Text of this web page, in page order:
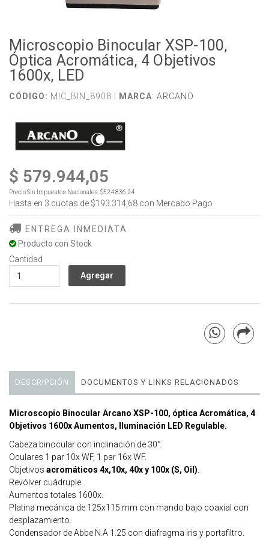
Microscopio Binocular XSP-100,
Óptica Acromática, 4 Objetivos
1600x, LED
CÓDIGO: MIC_BIN_8908 | MARCA: ARCANO
$ 579.944,05
Precio Sin Impuestos Nacionales:$524.836,24
Hasta en 3 cuotas de $193.314,68 con Mercado Pago
ENTREGA INMEDIATA
Producto con Stock
Cantidad
DESCRIPCIÓN DOCUMENTOS Y LINKS RELACIONADOS
Microscopio Binocular Arcano XSP-100, óptica Acromática, 4
Objetivos 1600x Aumentos, Iluminación LED Regulable.
Cabeza binocular con inclinación de 30°.
Oculares 1 par 10x WF, 1 par 16x WF.
Objetivos acromáticos 4x,10x, 40x y 100x (S, Oil).
Revólver cuádruple.
Aumentos totales 1600x.
Platina mecánica de 125x115 mm con mando bajo coaxial con
desplazamiento.
Condensador de Abbe N.A 1.25 con diafragma iris y portafiltro.